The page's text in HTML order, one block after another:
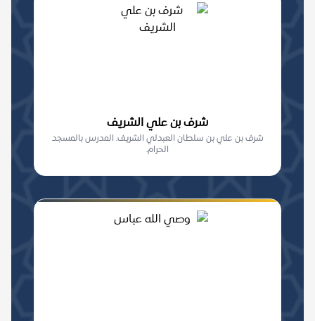
شرف بن علي الشريف
شرف بن علي بن سلطان العبدلي الشريف. المدرس بالمسجد
الحرام.